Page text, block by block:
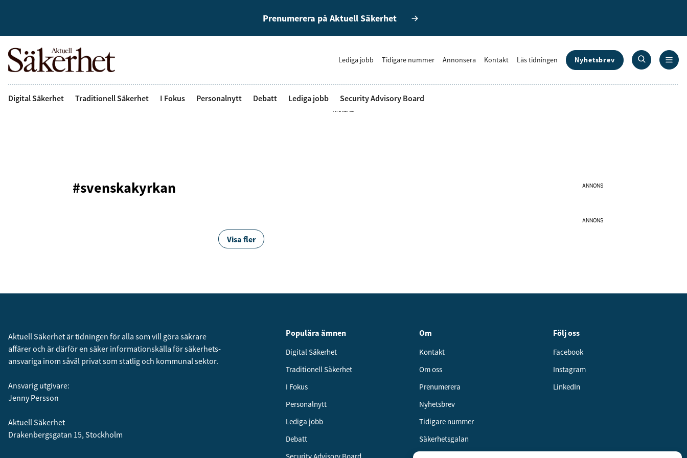
Prenumerera på Aktuell Säkerhet
Lediga jobb Tidigare nummer Annonsera Kontakt Läs tidningen Nyhetsbrev
Digital Säkerhet Traditionell Säkerhet I Fokus Personalnytt Debatt Lediga jobb Security Advisory Board
ANNONS
#svenskakyrkan
Visa fler
ANNONS
ANNONS
Aktuell Säkerhet är tidningen för alla som vill göra säkrare
affärer och är därför en säker informationskälla för säkerhets­
ansvariga inom såväl privat som statlig och kommunal sektor.
Ansvarig utgivare:
Jenny Persson
Aktuell Säkerhet
Drakenbergsgatan 15, Stockholm
Populära ämnen
Digital Säkerhet
Traditionell Säkerhet
I Fokus
Personalnytt
Lediga jobb
Debatt
Om
Kontakt
Om oss
Prenumerera
Nyhetsbrev
Tidigare nummer
Säkerhetsgalan
Följ oss
Facebook
Instagram
LinkedIn